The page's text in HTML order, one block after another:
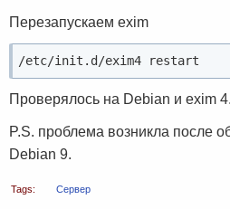
Перезапускаем exim
/etc/init.d/exim4 restart
Проверялось на Debian и exim
P.S. проблема возникла после
Debian 9.
Tags: Сервер